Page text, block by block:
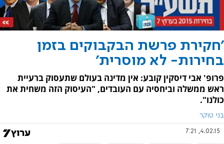
'חקירת פרשת הבקבוקים בזמן
בחירות- לא מוסרית'
פרופ' אבי דיסקין קובע: אין מדינה בעולם שתעסוק ברעיית
ראש ממשלה וביחסיה עם העובדים, "העיסוק הזה משחית את
כולנו".
בני טוקר
4.02.15, 7:21